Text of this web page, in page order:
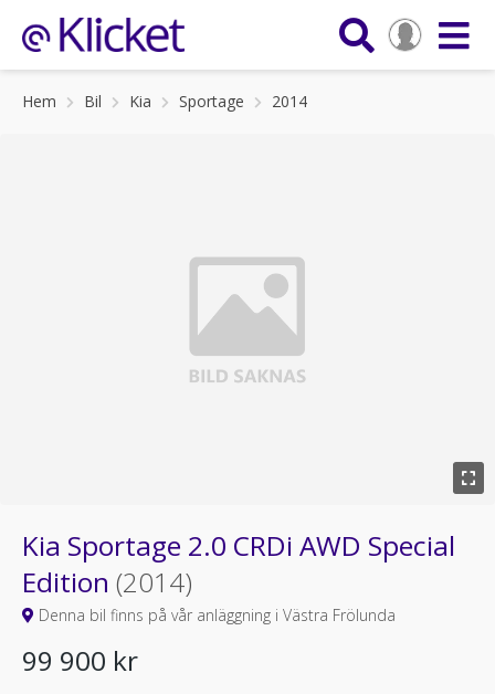
Hem Bil Kia Sportage 2014
Kia Sportage 2.0 CRDi AWD Special
Edition (2014)
Denna bil finns på vår anläggning i Västra Frölunda
99 900 kr